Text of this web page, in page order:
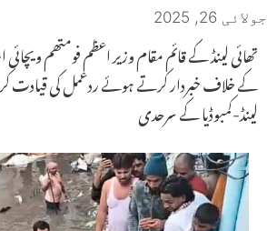
جولائی 26, 2025
تھائی لینڈ کے قائم مقام وزیر اعظم فومتھم
کے خلاف خبردار کرتے ہوئے ردعمل کی قیادت
لینڈ-کمبوڈیا کے سرحدی